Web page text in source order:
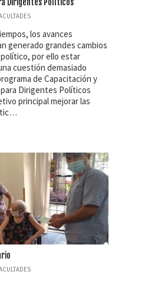
los avances
generado grandes cambios
por ello estar
cuestión demasiado
de Capacitación y
Dirigentes Políticos
principal mejorar las